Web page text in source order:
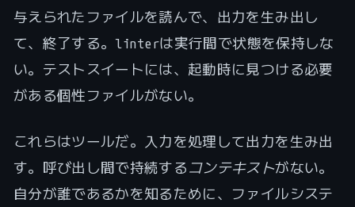
与えられたファイルを読んで、出力を生み出し
て、終了する。linterは実行間で状態を保持しな
い。テストスイートには、起動時に見つける必要
がある個性ファイルがない。
これらはツールだ。入力を処理して出力を生み出
す。呼び出し間で持続するコンテキストがない。
自分が誰であるかを知るために、ファイルシステ